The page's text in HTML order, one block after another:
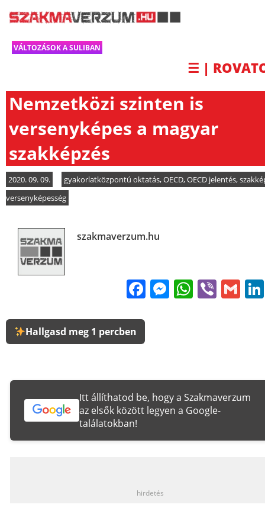
VÁLTOZÁSOK A SULIBAN
☰ |
Nemzetközi szinten is
versenyképes a magyar
szakképzés
2020. 09. 09. gyakorlatközpontú oktatás,OECD,OECD jelentés,
versenyképesség
szakmaverzum.hu
FacebookViber
Hallgasd meg 1 percben
Itt állíthatod be, hogy a Szakmaverzum
az elsők között legyen a Google-
találatokban!
hirdetés